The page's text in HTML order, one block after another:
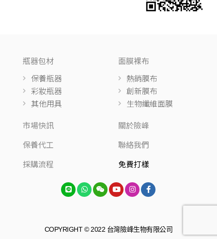
瓶器包材
保養瓶器
彩妝瓶器
其他用具
面膜裸布
熱銷膜布
創新膜布
生物纖維面膜
市場快訊
保養代工
採購流程
關於險峰
聯絡我們
免費打樣
COPYRIGHT © 2022 台灣險峰生物有限公司